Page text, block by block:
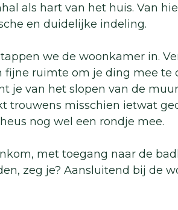
als hart van het huis. Van
en duidelijke indeling.
we de woonkamer in.
fijne ruimte om je ding mee te
je van het slopen van de
trouwens misschien ietwat
nog wel een rondje mee.
met toegang naar de
zeg je? Aansluitend bij de